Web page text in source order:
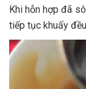
Khi hỗn hợp đã
tiếp tục khuấy